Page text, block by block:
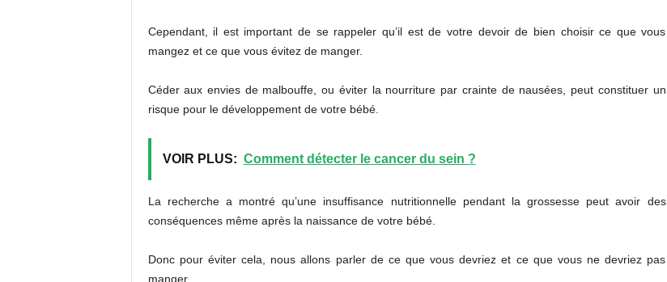
Cependant, il est important de se rappeler qu’il est de votre devoir de bien choisir ce que vous
mangez et ce que vous évitez de manger.
Céder aux envies de malbouffe, ou éviter la nourriture par crainte de nausées, peut constituer un
risque pour le développement de votre bébé.
VOIR PLUS: Comment détecter le cancer du sein ?
La recherche a montré qu’une insuffisance nutritionnelle pendant la grossesse peut avoir des
conséquences même après la naissance de votre bébé.
Donc pour éviter cela, nous allons parler de ce que vous devriez et ce que vous ne devriez pas
manger.